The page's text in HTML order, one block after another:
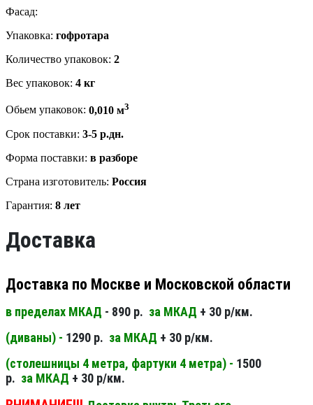
Фасад:
Упаковка: гофротара
Количество упаковок: 2
Вес упаковок: 4 кг
Обьем упаковок: 0,010 м3
Срок поставки: 3-5 р.дн.
Форма поставки: в разборе
Страна изготовитель: Россия
Гарантия: 8 лет
Доставка
Доставка по Москве и Московской области
в пределах МКАД - 890 р. за МКАД + 30 р/км.
(диваны) - 1290 р. за МКАД + 30 р/км.
(столешницы 4 метра, фартуки 4 метра) - 1500
р. за МКАД + 30 р/км.